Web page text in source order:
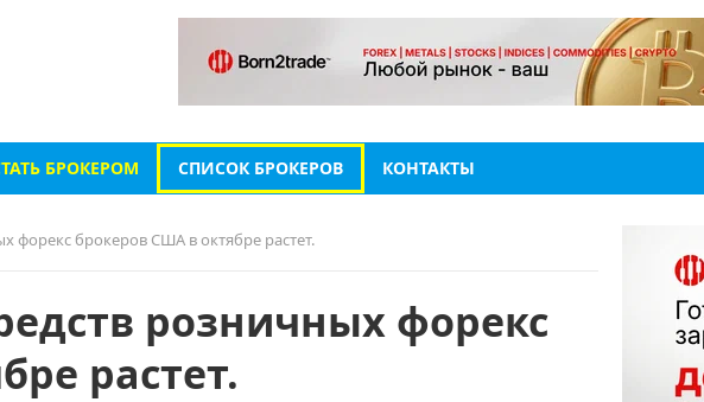
БРОКЕРОМ СПИСОК БРОКЕРОВ КОНТАКТЫ
форекс брокеров США в октябре растет.
розничных форекс
растет.